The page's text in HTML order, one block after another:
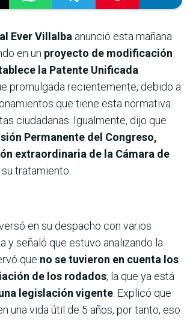
Ever Villalba anunció esta mañana
en un proyecto de modificación
la Patente Unificada
promulgada recientemente, debido a
que tiene esta normativa
ciudadanas. Igualmente, dijo que
Permanente del Congreso,
extraordinaria de la Cámara de
tratamiento.
en su despacho con varios
y señaló que estuvo analizando la
que no se tuvieron en cuenta los
de los rodados, la que ya está
legislación vigente . Explicó que
una vida útil de 5 años, por tanto, eso